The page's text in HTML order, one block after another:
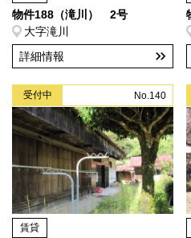
物件188（滝川） 2号
大字滝川
詳細情報
受付中 No.140
賃貸